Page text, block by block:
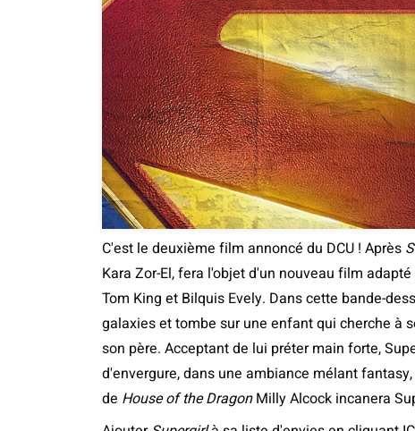
C'est le deuxième film annoncé du DCU ! Après
Kara Zor-El, fera l'objet d'un nouveau film
Tom King et Bilquis Evely. Dans cette bande-
galaxies et tombe sur une enfant qui cherche à
son père. Acceptant de lui préter main forte,
d'envergure, dans une ambiance mélant
de House of the DragonMilly Alcock incanera